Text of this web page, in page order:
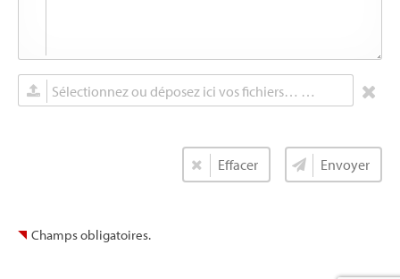
Sélectionnez ou déposez ici vos fichiers… (max. 5 Mo)
Champs obligatoires.